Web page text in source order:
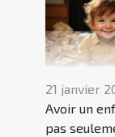
21 janvier
Avoir un
pas